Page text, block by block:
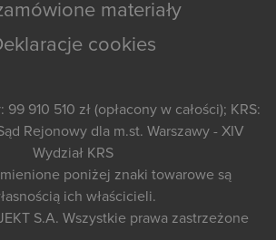
materiały
cookies
99 910 510 zł (opłacony w całości); KRS:
Rejonowy dla m.st. Warszawy - XIV
Wydział KRS
poniżej znaki towarowe są
ich właścicieli.
S.A. Wszystkie prawa zastrzeżone